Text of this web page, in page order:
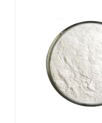
Розовая вода является
старению. Стимулирует
капилляры. Также
Производитель:Болгария